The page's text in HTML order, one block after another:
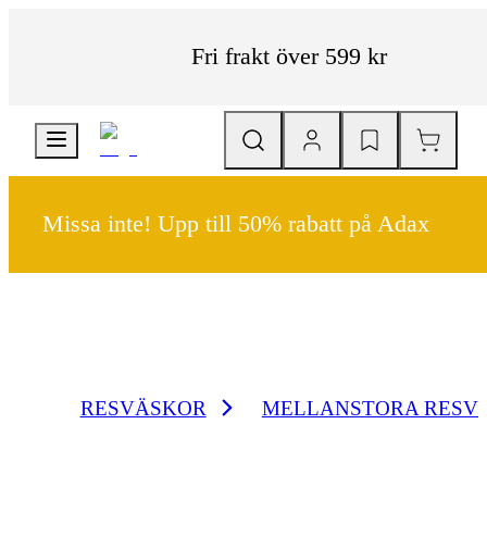
Fri frakt över 599 kr
Missa inte! Upp till 50% rabatt på Adax
RESVÄSKOR MELLANSTORA